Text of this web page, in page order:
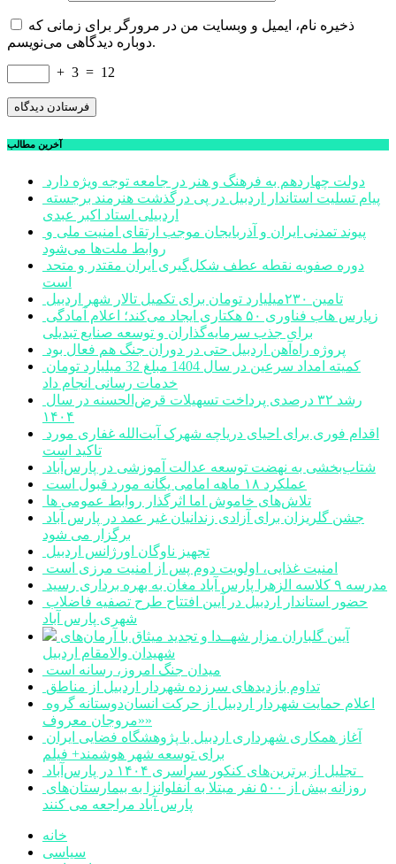
ذخیره نام، ایمیل و وبسایت من در مرورگر برای زمانی که
دوباره دیدگاهی می‌نویسم.
+ 3 = 12
آخرین مطالب
دولت چهاردهم به فرهنگ و هنر در جامعه توجه ویژه دارد
اردبیلی استاد اکبر عبدی
روابط ملت‌ها می‌شود
است
تامین ۲۳۰میلیارد تومان برای تکمیل تالار شهر اردبیل
برای جذب سرمایه‌گذاران و توسعه صنایع تبدیلی
پروژه راه‌آهن اردبیل حتی در دوران جنگ هم فعال بود
خدمات رسانی انجام داد
۱۴۰۴
تاکید است
شتاب‌بخشی به نهضت توسعه عدالت آموزشی در پارس‌آباد
عملکرد ۱۸ ماهه امامی یگانه مورد قبول است
تلاش‌های خاموش اما اثرگذار روابط عمومی ها
برگزار می شود
تجهیز ناوگان اورژانس اردبیل
امنیت غذایی، اولویت دوم پس از امنیت مرزی است
مدرسه ۹ کلاسه الزهرا پارس آباد مغان به بهره برداری رسید
شهری پارس آباد
شهیدان والامقام اردبیل
میدان جنگ امروز، رسانه است
تداوم بازدیدهای سرزده شهردار اردبیل از مناطق
«مروجان معروف»
برای توسعه شهر هوشمند+ فیلم
پارس آباد مراجعه می کنند
خانه
سیاسی